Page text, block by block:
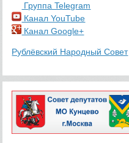
Группа Telegram
Канал YouTube
Канал Google+
Рублёвский Народный Совет